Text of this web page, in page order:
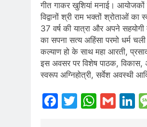
गीत गाकर खुशियां मनाई। आयोजकों
विद्वानों श्री राम भक्तों श्रोताओं
37 वर्ष की यात्रा और अपने सहयोगी
का सपना सत्य अहिंसा परमो धर्म
कल्याण हो के साथ महा आरती,
इस अवसर पर विशेष पाठक,
स्वरूप अग्निहोत्री, सर्वेश अवस्थी
Facebook
Twitter